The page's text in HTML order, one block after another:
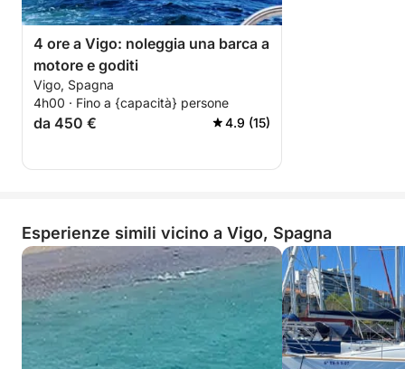
4 ore a Vigo: noleggia una barca a
motore e goditi
Vigo, Spagna
4h00 · Fino a {capacità} persone
da 450 € 4.9 (15)
Esperienze simili vicino a Vigo, Spagna